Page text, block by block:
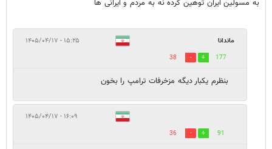
به مسولین ایران توهین کرده نه به مردم و ایرانی ها
ماندانا ۱۵:۲۵ - ۱۴۰۵/۰۴/۱۷
177
38
بنظرم یکبار دیگه مزخرفات ترامپ را بخون
۱۶:۰۹ - ۱۴۰۵/۰۴/۱۷
91
36